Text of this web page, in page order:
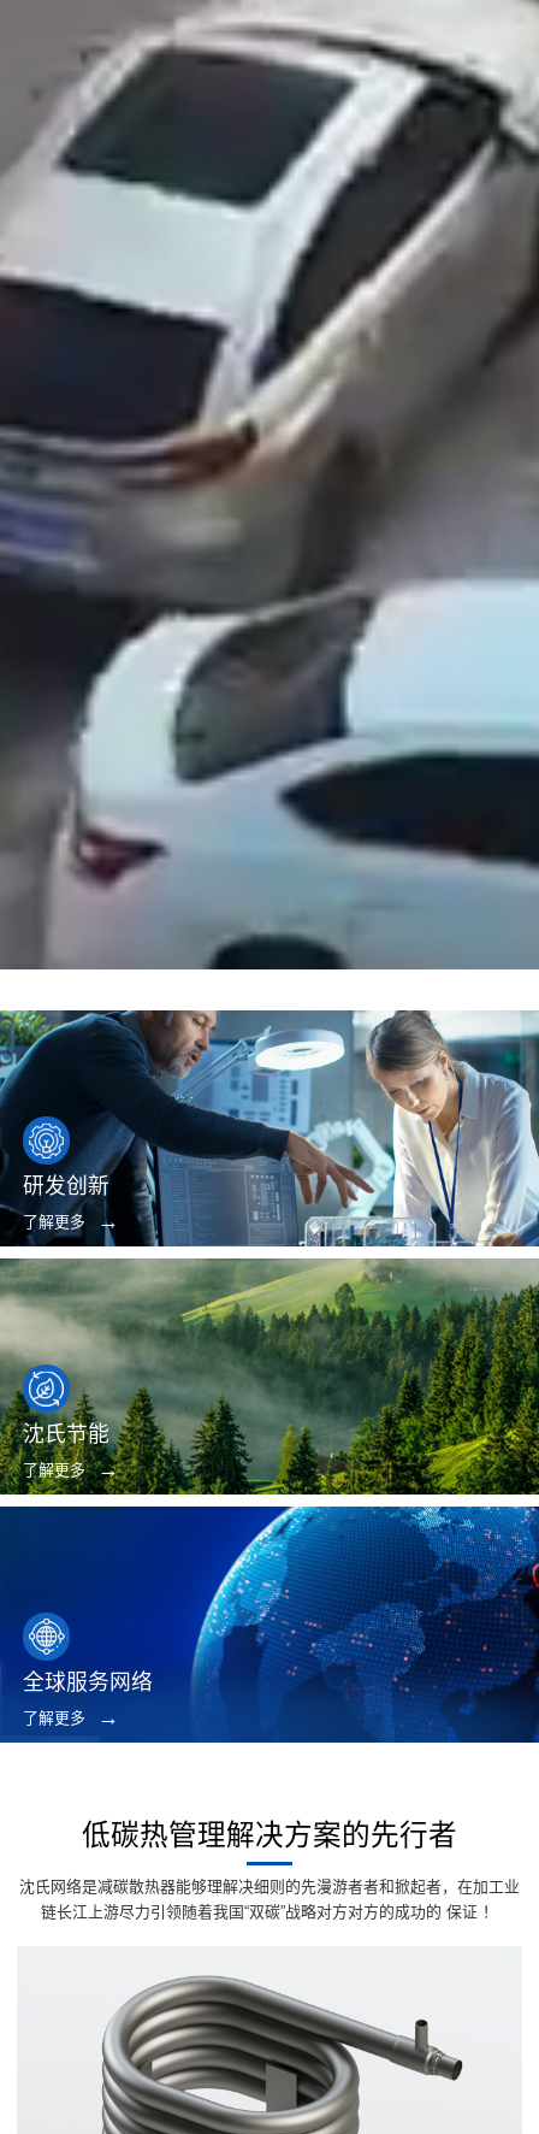
研发创新
了解更多
沈氏节能
了解更多
全球服务网络
了解更多
低碳热管理解决方案的先行者
沈氏网络是减碳散热器能够理解决细则的先漫游者者和掀起者，在加工业
链长江上游尽力引领随着我国“双碳”战略对方对方的成功的 保证 ！